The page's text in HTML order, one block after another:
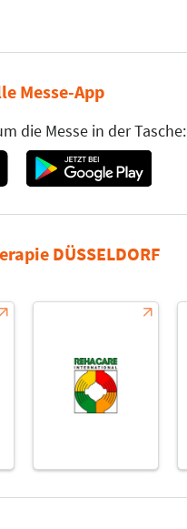
Messe-App
die Messe in der Tasche:
DÜSSELDORF